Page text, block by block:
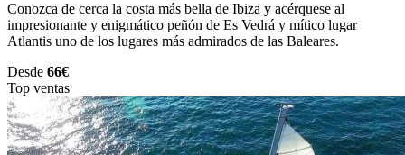
Conozca de cerca la costa más bella de Ibiza y acérquese al
impresionante y enigmático peñón de Es Vedrá y mítico lugar
Atlantis uno de los lugares más admirados de las Baleares.
Desde 66€
Top ventas